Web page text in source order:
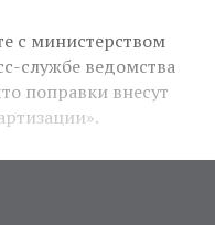
с министерством
службе ведомства
поправки внесут